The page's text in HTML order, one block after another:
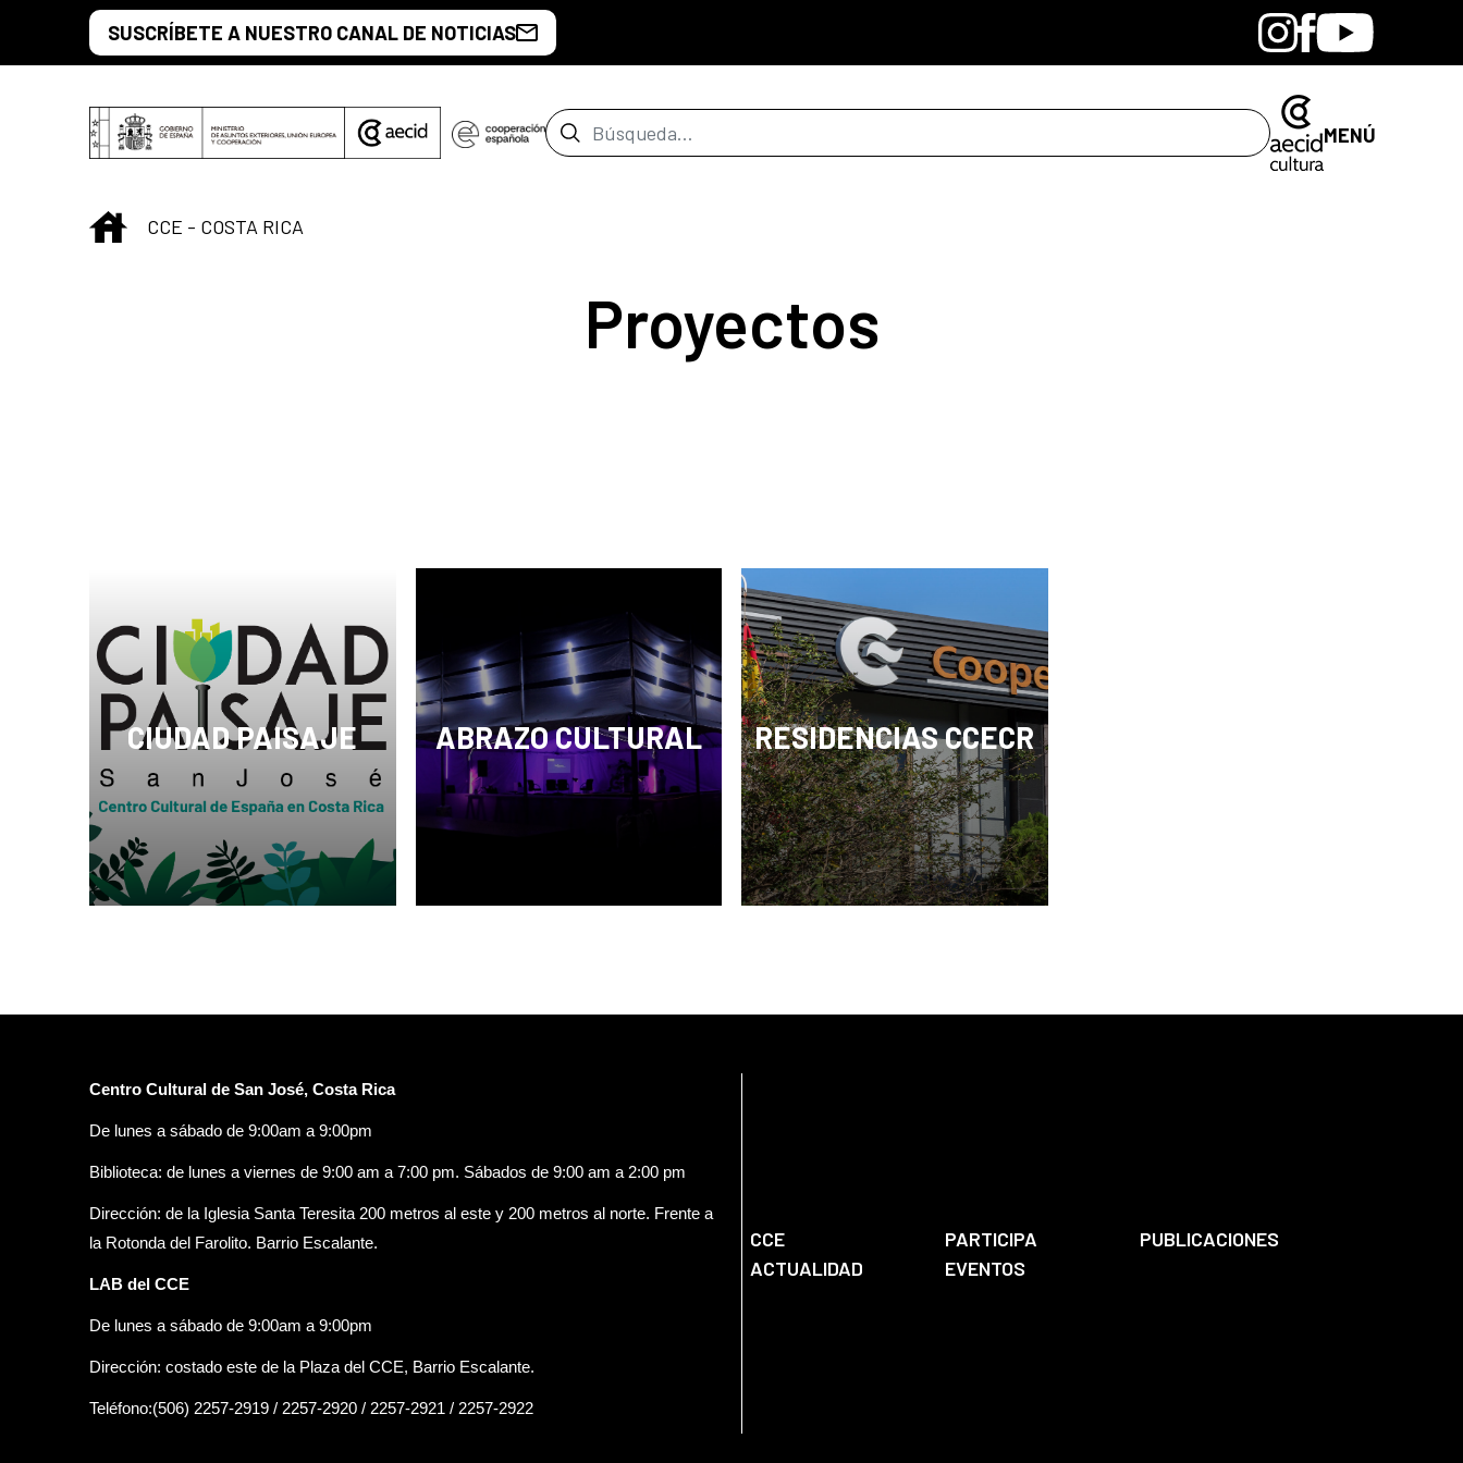
Saltar al contenido principal
SUSCRÍBETE A NUESTRO CANAL DE NOTICIAS BandcampInstagram
Facebook
Youtube
Barra de búsqueda MENÚ
INICIO
CCE - COSTA RICA
Proyectos
CIUDAD PAISAJE
San José Ciudad Paisaje es un
proyecto del Centro Cultural de
España en San José, con
dirección artística a cargo de
su actual director Ricardo
Ramón Jarne y la crítica y
América Latina.
ABRAZO CULTURAL
Este proyecto viene a
consolidar la imagen de la
cooperación española como
RESIDENCIAS CCECR
Residencias CCE es un
proyecto que promueve la
producción de artistas
costarricenses de diferentes
disciplinas, así como la
vinculación con otros actores
Centro Cultural de San José, Costa Rica
De lunes a sábado de 9:00am a 9:00pm
Biblioteca: de lunes a viernes de 9:00 am a 7:00 pm. Sábados de 9:00 am a 2:00 pm
Dirección: de la Iglesia Santa Teresita 200 metros al este y 200 metros al norte. Frente a
la Rotonda del Farolito. Barrio Escalante.
LAB del CCE
De lunes a sábado de 9:00am a 9:00pm
Dirección: costado este de la Plaza del CCE, Barrio Escalante.
Teléfono:(506) 2257-2919 / 2257-2920 / 2257-2921 / 2257-2922
CCE PARTICIPA
PUBLICACIONES
ACTUALIDAD
EVENTOS